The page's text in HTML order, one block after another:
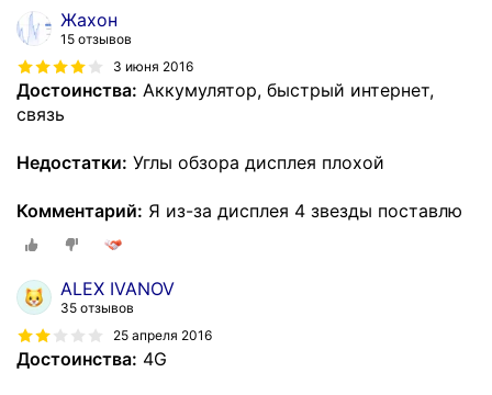
Жахон
15 отзывов
3 июня 2016
Достоинства: Аккумулятор, быстрый интернет,
связь
Недостатки: Углы обзора дисплея плохой
Комментарий: Я из-за дисплея 4 звезды поставлю
ALEX IVANOV
35 отзывов
25 апреля 2016
Достоинства: 4G